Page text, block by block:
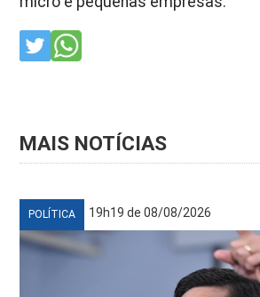
MAIS NOTÍCIAS
POLÍTICA 19h19 de 08/08/2026